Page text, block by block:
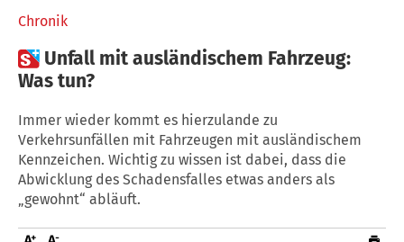
Chronik
 Unfall mit ausländischem Fahrzeug:
Was tun?
Immer wieder kommt es hierzulande zu
Verkehrsunfällen mit Fahrzeugen mit ausländischem
Kennzeichen. Wichtig zu wissen ist dabei, dass die
Abwicklung des Schadensfalles etwas anders als
„gewohnt“ abläuft.